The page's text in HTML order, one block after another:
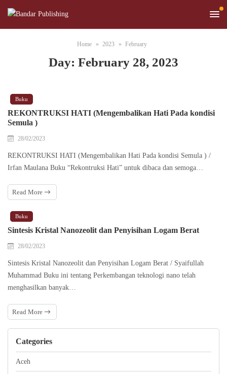
Home 2023 February
Day: February 28, 2023
Buku
REKONTRUKSI HATI (Mengembalikan Hati Pada kondisi
Semula )
28/02/2023
REKONTRUKSI HATI (Mengembalikan Hati Pada kondisi Semula ) /
Irfan Maulana Buku “Rekontruksi Hati” untuk dibaca dan semoga…
Read More
Buku
Sintesis Kristal Nanozeolit dan Penyisihan Logam Berat
28/02/2023
Sintesis Kristal Nanozeolit dan Penyisihan Logam Berat / Syaifullah
Muhammad Buku ini tentang Perkembangan teknologi nano telah
menghasilkan banyak…
Read More
Categories
Aceh